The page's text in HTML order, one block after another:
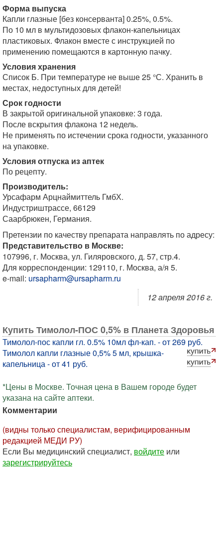
Форма выпуска
Капли глазные [без консерванта] 0.25%, 0.5%.
По 10 мл в мультидозовых флакон-капельницах
пластиковых. Флакон вместе с инструкцией по
применению помещаются в картонную пачку.
Условия хранения
Список Б. При температуре не выше 25 °С. Хранить в
местах, недоступных для детей!
Срок годности
В закрытой оригинальной упаковке: 3 года.
После вскрытия флакона 12 недель.
Не применять по истечении срока годности, указанного
на упаковке.
Условия отпуска из аптек
По рецепту.
Производитель:
Урсафарм Арцнаймиттель ГмбХ.
Индустриштрассе, 66129
Саарбрюкен, Германия.
Претензии по качеству препарата направлять по адресу:
Представительство в Москве:
107996, г. Москва, ул. Гиляровского, д. 57, стр.4.
Для корреспонденции: 129110, г. Москва, а/я 5.
e-mail: ursapharm@ursapharm.ru
12 апреля 2016 г.
Купить Тимолол-ПОС 0,5% в Планета Здоровья
Тимолол-пос капли гл. 0.5% 10мл фл-кап. - от 269 руб.
Тимолол капли глазные 0,5% 5 мл, крышка-
капельница - от 41 руб.
*Цены в Москве. Точная цена в Вашем городе будет
указана на сайте аптеки.
Комментарии
(видны только специалистам, верифицированным
редакцией МЕДИ РУ)
Если Вы медицинский специалист, войдите или
зарегистрируйтесь